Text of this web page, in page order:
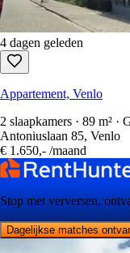
4 dagen geleden
Appartement, Venlo
2 slaapkamers · 89 m² ·
Antoniuslaan 85, Venlo
€ 1.650,- /maand
Stop met verversen,
Dagelijkse matches